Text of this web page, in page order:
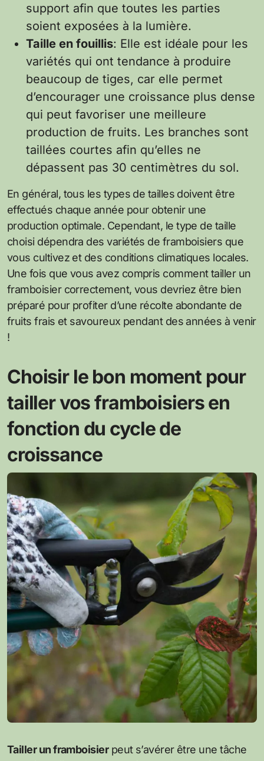
support afin que toutes les parties
soient exposées à la lumière.
Taille en fouillis: Elle est idéale pour les
variétés qui ont tendance à produire
beaucoup de tiges, car elle permet
d’encourager une croissance plus dense
qui peut favoriser une meilleure
production de fruits. Les branches sont
taillées courtes afin qu’elles ne
dépassent pas 30 centimètres du sol.
En général, tous les types de tailles doivent être
effectués chaque année pour obtenir une
production optimale. Cependant, le type de taille
choisi dépendra des variétés de framboisiers que
vous cultivez et des conditions climatiques locales.
Une fois que vous avez compris comment tailler un
framboisier correctement, vous devriez être bien
préparé pour profiter d’une récolte abondante de
fruits frais et savoureux pendant des années à venir
!
Choisir le bon moment pour
tailler vos framboisiers en
fonction du cycle de
croissance
Tailler un framboisierpeut s’avérer être une tâche